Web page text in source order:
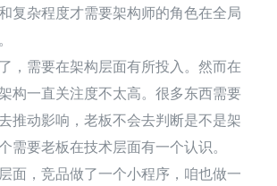
复杂程度才需要架构师的角色在全局
，需要在架构层面有所投入。然而在
构一直关注度不太高。很多东西需要
推动影响，老板不会去判断是不是架
需要老板在技术层面有一个认识。
面，竞品做了一个小程序，咱也做一